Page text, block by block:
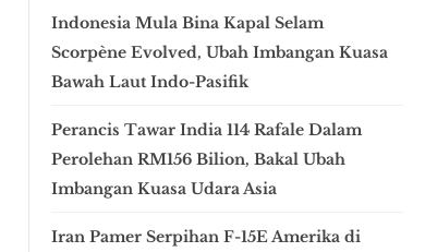
Indonesia Mula Bina Kapal Selam
Scorpène Evolved, Ubah Imbangan Kuasa
Bawah Laut Indo-Pasifik
Perancis Tawar India 114 Rafale Dalam
Perolehan RM156 Bilion, Bakal Ubah
Imbangan Kuasa Udara Asia
Iran Pamer Serpihan F-15E Amerika di